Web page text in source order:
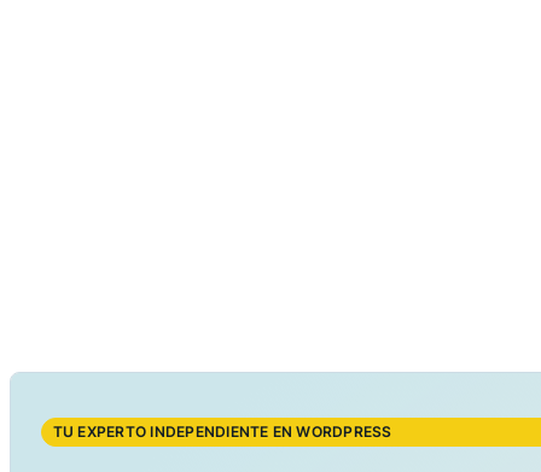
TU EXPERTO INDEPENDIENTE EN WORDPRESS